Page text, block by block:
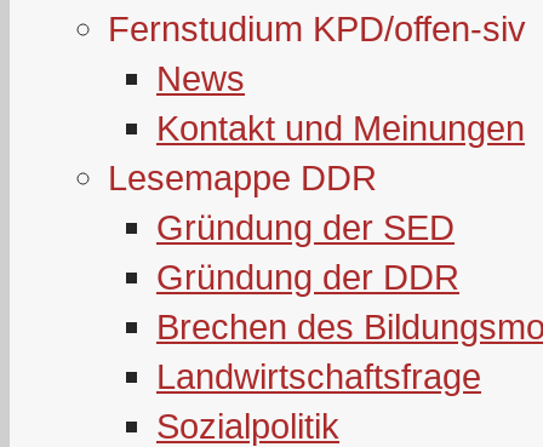
Fernstudium KPD/offen-siv
News
Kontakt und Meinungen
Lesemappe DDR
Gründung der SED
Gründung der DDR
Brechen des
Landwirtschaftsfrage
Sozialpolitik